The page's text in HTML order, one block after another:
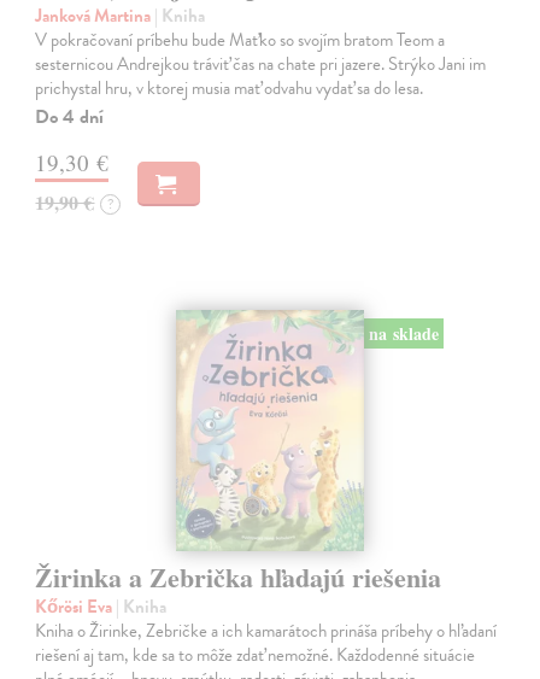
Janková Martina| Kniha
V pokračovaní príbehu bude Maťko so svojím bratom Teom a
sesternicou Andrejkou tráviť čas na chate pri jazere. Strýko Jani im
prichystal hru, v ktorej musia mať odvahu vydať sa do lesa.
Do 4 dní
19,30 €
19,90 € ?
na sklade
Žirinka a Zebrička hľadajú riešenia
Kőrösi Eva| Kniha
Kniha o Žirinke, Zebričke a ich kamarátoch prináša príbehy o hľadaní
riešení aj tam, kde sa to môže zdať nemožné. Každodenné situácie